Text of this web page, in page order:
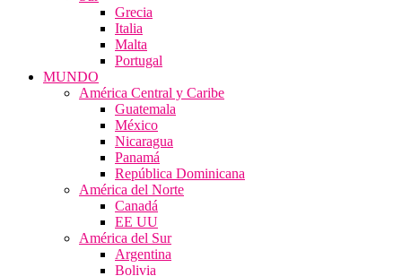
Grecia
Italia
Malta
Portugal
MUNDO
América Central y Caribe
Guatemala
México
Nicaragua
Panamá
República Dominicana
América del Norte
Canadá
EE UU
América del Sur
Argentina
Bolivia